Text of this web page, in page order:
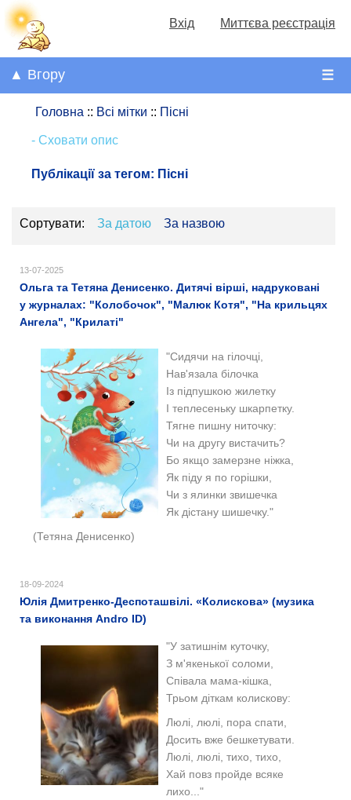
Вхід Миттєва реєстрація
☰
▲ Вгору
Головна :: Всі мітки :: Пісні
- Сховати опис
Публікації за тегом: Пісні
Сортувати: За датою За назвою
13-07-2025
Ольга та Тетяна Денисенко. Дитячі вірші, надруковані
у журналах: "Колобочок", "Малюк Котя", "На крильцях
Ангела", "Крилаті"
"Сидячи на гілочці,
Нав'язала білочка
Із підпушкою жилетку
І теплесеньку шкарпетку.
Тягне пишну ниточку:
Чи на другу вистачить?
Бо якщо замерзне ніжка,
Як піду я по горішки,
Чи з ялинки звишечка
Як дістану шишечку."
(Тетяна Денисенко)
18-09-2024
Юлія Дмитренко-Деспоташвілі. «Колискова» (музика
та виконання Andro ID)
"У затишнім куточку,
З м'якенької соломи,
Співала мама-кішка,
Трьом діткам колискову:
Люлі, люлі, пора спати,
Досить вже бешкетувати.
Люлі, люлі, тихо, тихо,
Хай повз пройде всяке
лихо..."